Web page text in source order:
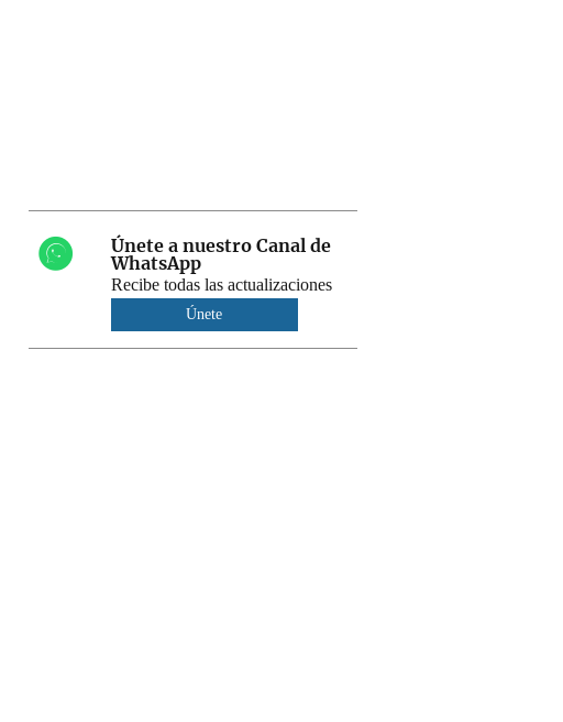
Únete a nuestro Canal de
WhatsApp
Recibe todas las actualizaciones
Únete